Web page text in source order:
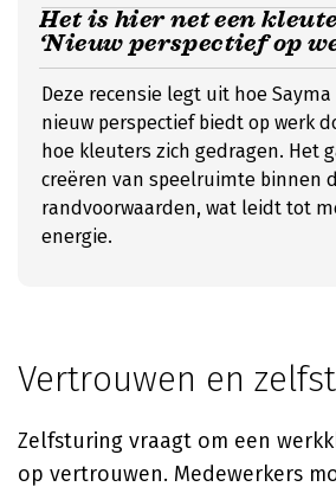
Het is hier net een
‘Nieuw perspectief op
Deze recensie legt uit hoe Sayma
nieuw perspectief biedt op werk
hoe kleuters zich gedragen. Het
creëren van speelruimte binnen
randvoorwaarden, wat leidt tot
energie.
Vertrouwen en
Zelfsturing vraagt om een
op vertrouwen. Medewerkers